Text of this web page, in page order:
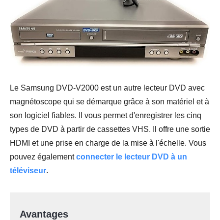
Le Samsung DVD-V2000 est un autre lecteur DVD avec
magnétoscope qui se démarque grâce à son matériel et à
son logiciel fiables. Il vous permet d'enregistrer les cinq
types de DVD à partir de cassettes VHS. Il offre une sortie
HDMI et une prise en charge de la mise à l'échelle. Vous
pouvez égalementconnecter le lecteur DVD à un
téléviseur.
Avantages